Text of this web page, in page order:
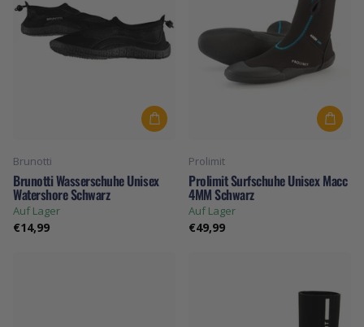
Brunotti
Brunotti Wasserschuhe Unisex
Watershore Schwarz
Auf Lager
€14,99
Prolimit
Prolimit Surfschuhe Unisex Macc
4MM Schwarz
Auf Lager
€49,99